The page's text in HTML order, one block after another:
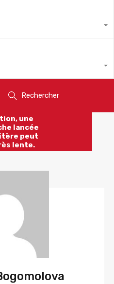
Rechercher
une
lancée
peut
lente.